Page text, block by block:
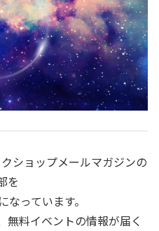
ショップメールマガジンの
を
なっています。
無料イベントの情報が届く